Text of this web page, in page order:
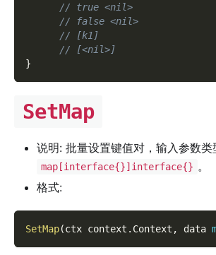
// true <nil>
// false <nil>
// [k1]
// [<nil>]
}
SetMap
说明: 批量设置键值对，输入参数类
map[interface{}]interface{} 。
格式:
SetMap(ctx context . Context , data